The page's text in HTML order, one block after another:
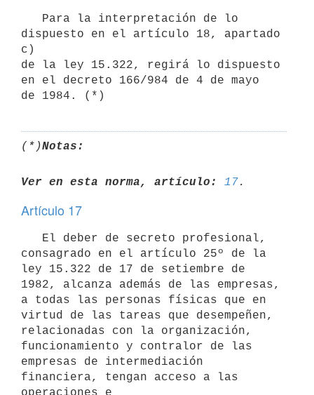
dispuesto en el artículo 18, apartado
c)
de la ley 15.322, regirá lo dispuesto
en el decreto 166/984 de 4 de mayo
(*)Notas:
Ver en esta norma, artículo: 17
Artículo 17
consagrado en el artículo 25º de la
ley 15.322 de 17 de setiembre de
1982, alcanza además de las empresas,
a todas las personas físicas que en
virtud de las tareas que desempeñen,
relacionadas con la organización,
funcionamiento y contralor de las
empresas de intermediación
financiera, tengan acceso a las